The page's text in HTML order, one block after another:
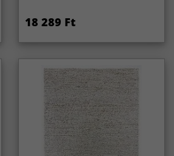
18 289 Ft